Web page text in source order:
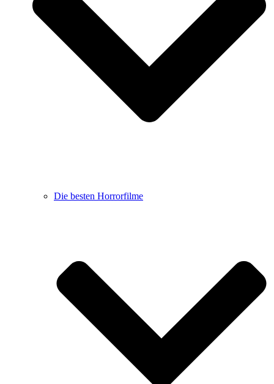
Die besten Horrorfilme